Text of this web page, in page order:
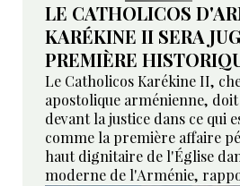
LE CATHOLICOS
KARÉKINE II SERA
PREMIÈRE
Le Catholicos Karékine II,
apostolique arménienne,
devant la justice dans ce qui
comme la première affaire
haut dignitaire de l'Église
moderne de l'Arménie,